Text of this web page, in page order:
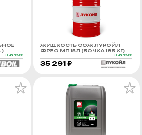
)
В наличии
ЖИДКОСТЬ СОЖ ЛУКОЙЛ
ФРЕО МП 15Л (БОЧКА 185 КГ)
В наличии
35 291 ₽